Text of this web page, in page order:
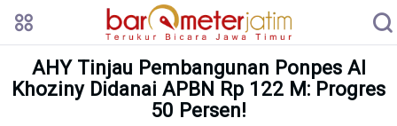
AHY Tinjau Pembangunan Ponpes Al
Khoziny Didanai APBN Rp 122 M: Progres
50 Persen!